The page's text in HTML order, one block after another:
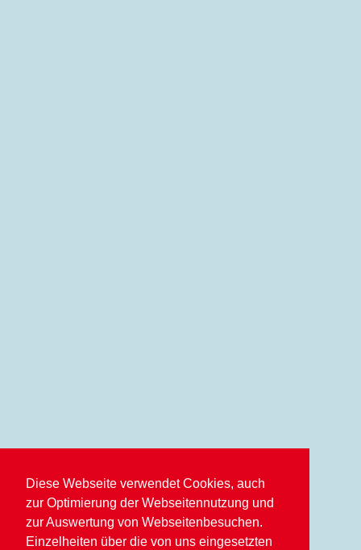
Diese Webseite verwendet Cookies, auch
zur Optimierung der Webseitennutzung und
zur Auswertung von Webseitenbesuchen.
Einzelheiten über die von uns eingesetzten